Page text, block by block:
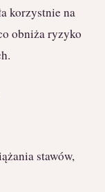
korzystnie na
obniża ryzyko
stawów,